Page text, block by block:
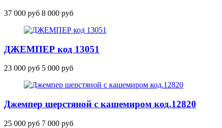
37 000 руб 8 000 руб
ДЖЕМПЕР код 13051
23 000 руб 5 000 руб
Джемпер шерстяной с кашемиром код.12820
25 000 руб 7 000 руб